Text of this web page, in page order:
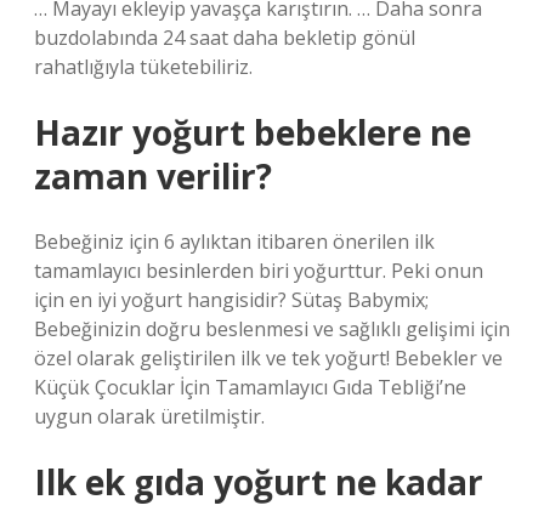
… Mayayı ekleyip yavaşça karıştırın. … Daha sonra
buzdolabında 24 saat daha bekletip gönül
rahatlığıyla tüketebiliriz.
Hazır yoğurt bebeklere ne
zaman verilir?
Bebeğiniz için 6 aylıktan itibaren önerilen ilk
tamamlayıcı besinlerden biri yoğurttur. Peki onun
için en iyi yoğurt hangisidir? Sütaş Babymix;
Bebeğinizin doğru beslenmesi ve sağlıklı gelişimi için
özel olarak geliştirilen ilk ve tek yoğurt! Bebekler ve
Küçük Çocuklar İçin Tamamlayıcı Gıda Tebliği’ne
uygun olarak üretilmiştir.
Ilk ek gıda yoğurt ne kadar